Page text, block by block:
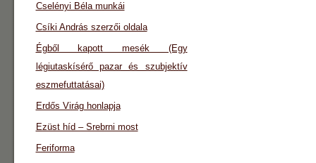
Cselényi Béla munkái
Csíki András szerzői oldala
Égből kapott mesék (Egy
légiutaskísérő pazar és szubjektív
eszmefuttatásai)
Erdős Virág honlapja
Ezüst híd – Srebrni most
Feriforma